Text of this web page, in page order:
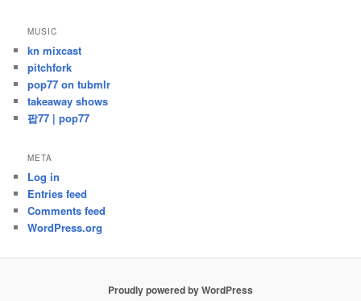
MUSIC
kn mixcast
pitchfork
pop77 on tubmlr
takeaway shows
팝77 | pop77
META
Log in
Entries feed
Comments feed
WordPress.org
Proudly powered by WordPress